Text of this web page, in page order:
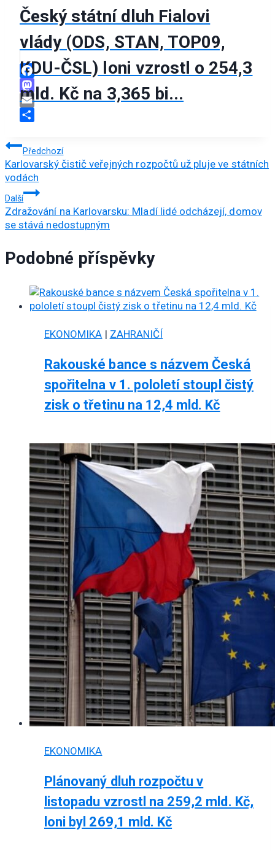
Český státní dluh Fialovi
vlády (ODS, STAN, TOP09,
KDU-ČSL) loni vzrostl o 254,3
mld. Kč na 3,365 bi...
Facebook
Mastodon
Email
Navigace
pro
příspěvek
Předchozí
Karlovarský čistič veřejných rozpočtů už pluje ve státních
vodách
Další
Zdražování na Karlovarsku: Mladí lidé odcházejí, domov
se stává nedostupným
Podobné příspěvky
EKONOMIKA | ZAHRANIČÍ
Rakouské bance s názvem Česká
spořitelna v 1. pololetí stoupl čistý
zisk o třetinu na 12,4 mld. Kč
EKONOMIKA
Plánovaný dluh rozpočtu v
listopadu vzrostl na 259,2 mld. Kč,
loni byl 269,1 mld. Kč